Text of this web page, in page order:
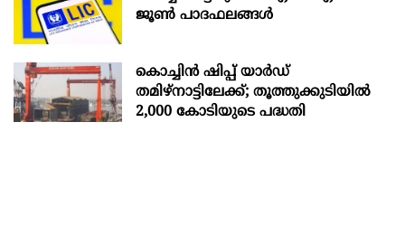
ജൂൺ പാദഫലങ്ങൾ
കൊച്ചിന്‍ ഷിപ്പ് യാർഡ്
തമിഴ്നാട്ടിലേക്ക്; തൂത്തുക്കുടിയിൽ
2,000 കോടിയുടെ പദ്ധതി